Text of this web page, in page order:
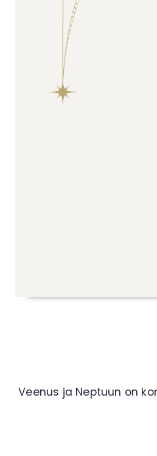
Veenus ja Neptuun on